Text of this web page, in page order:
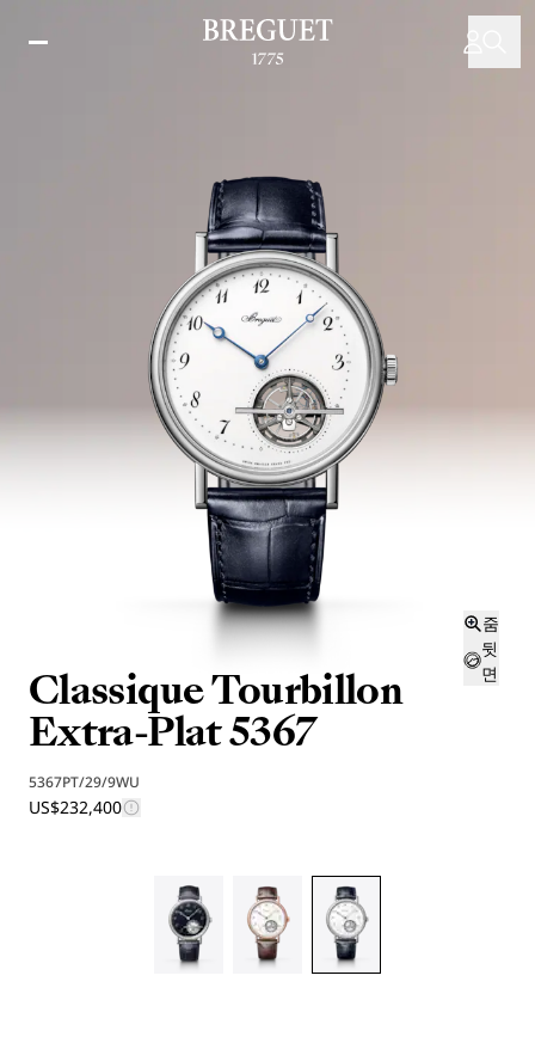
줌
뒷
면
Classique Tourbillon
Extra-Plat 5367
5367PT/29/9WU
US$232,400